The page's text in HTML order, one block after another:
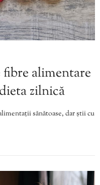
fibre alimentare
zilnică
sănătoase, dar știi cu